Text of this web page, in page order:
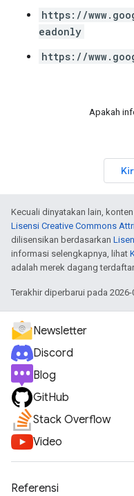
https://
eadonly
https://
Apakah
Kecuali dinyatakan lain,
Lisensi Creative Commons
dilisensikan berdasarkan
informasi selengkapnya, lihat
adalah merek dagang
Terakhir diperbarui pada 2026-
Newsletter
Discord
Blog
GitHub
Stack Overflow
Video
Referensi